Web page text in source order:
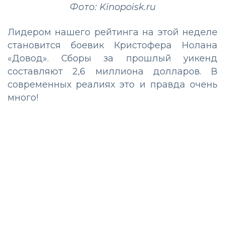
Фото: Kinopoisk.ru
Лидером нашего рейтинга на этой неделе
становится боевик Кристофера Нолана
«Довод». Сборы за прошлый уикенд
составляют 2,6 миллиона долларов. В
современных реалиях это и правда очень
много!